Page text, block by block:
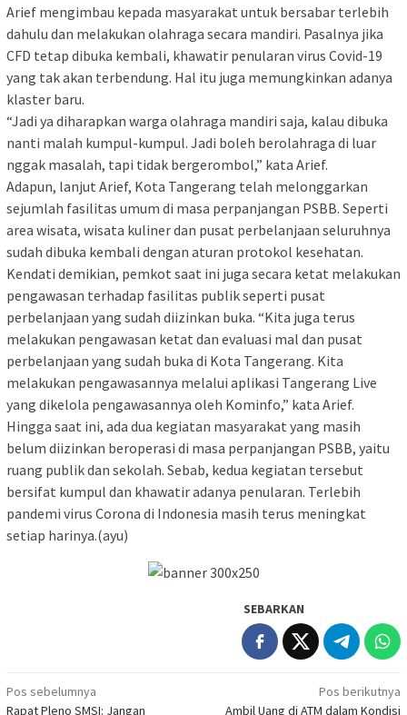
Arief mengimbau kepada masyarakat untuk bersabar terlebih
dahulu dan melakukan olahraga secara mandiri. Pasalnya jika
CFD tetap dibuka kembali, khawatir penularan virus Covid-19
yang tak akan terbendung. Hal itu juga memungkinkan adanya
klaster baru.
“Jadi ya diharapkan warga olahraga mandiri saja, kalau dibuka
nanti malah kumpul-kumpul. Jadi boleh berolahraga di luar
nggak masalah, tapi tidak bergerombol,” kata Arief.
Adapun, lanjut Arief, Kota Tangerang telah melonggarkan
sejumlah fasilitas umum di masa perpanjangan PSBB. Seperti
area wisata, wisata kuliner dan pusat perbelanjaan seluruhnya
sudah dibuka kembali dengan aturan protokol kesehatan.
Kendati demikian, pemkot saat ini juga secara ketat melakukan
pengawasan terhadap fasilitas publik seperti pusat
perbelanjaan yang sudah diizinkan buka. “Kita juga terus
melakukan pengawasan ketat dan evaluasi mal dan pusat
perbelanjaan yang sudah buka di Kota Tangerang. Kita
melakukan pengawasannya melalui aplikasi Tangerang Live
yang dikelola pengawasannya oleh Kominfo,” kata Arief.
Hingga saat ini, ada dua kegiatan masyarakat yang masih
belum diizinkan beroperasi di masa perpanjangan PSBB, yaitu
ruang publik dan sekolah. Sebab, kedua kegiatan tersebut
bersifat kumpul dan khawatir adanya penularan. Terlebih
pandemi virus Corona di Indonesia masih terus meningkat
setiap harinya.(ayu)
SEBARKAN
Navigasi
Pos sebelumnya
Rapat Pleno SMSI: Jangan
Pos berikutnya
Ambil Uang di ATM dalam Kondisi